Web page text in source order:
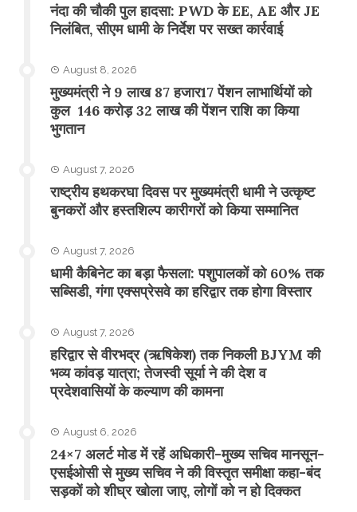
नंदा की चौकी पुल हादसा: PWD के EE, AE और JE
निलंबित, सीएम धामी के निर्देश पर सख्त कार्रवाई
August 8, 2026
मुख्यमंत्री ने 9 लाख 87 हजार17 पेंशन लाभार्थियों को
कुल 146 करोड़ 32 लाख की पेंशन राशि का किया
भुगतान
August 7, 2026
राष्ट्रीय हथकरघा दिवस पर मुख्यमंत्री धामी ने उत्कृष्ट
बुनकरों और हस्तशिल्प कारीगरों को किया सम्मानित
August 7, 2026
​धामी कैबिनेट का बड़ा फैसला: पशुपालकों को 60% तक
सब्सिडी, गंगा एक्सप्रेसवे का हरिद्वार तक होगा विस्तार
August 7, 2026
​हरिद्वार से वीरभद्र (ऋषिकेश) तक निकली BJYM की
भव्य कांवड़ यात्रा; तेजस्वी सूर्या ने की देश व
प्रदेशवासियों के कल्याण की कामना
August 6, 2026
24×7 अलर्ट मोड में रहें अधिकारी-मुख्य सचिव मानसून-
एसईओसी से मुख्य सचिव ने की विस्तृत समीक्षा कहा-बंद
सड़कों को शीघ्र खोला जाए, लोगों को न हो दिक्कत